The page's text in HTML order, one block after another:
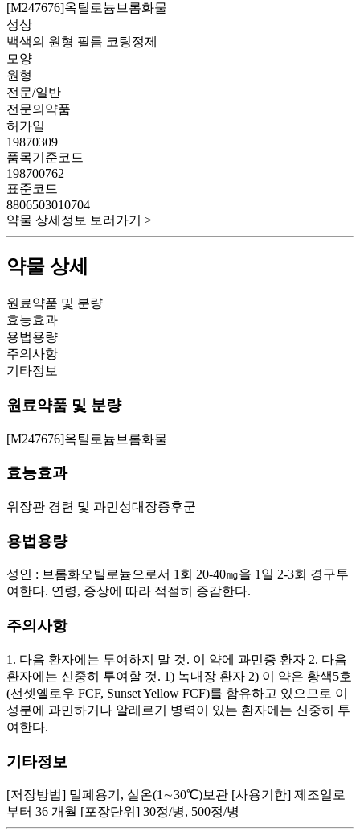
[M247676]옥틸로늄브롬화물
성상
백색의 원형 필름 코팅정제
모양
원형
전문/일반
전문의약품
허가일
19870309
품목기준코드
198700762
표준코드
8806503010704
약물 상세정보 보러가기 >
약물 상세
원료약품 및 분량
효능효과
용법용량
주의사항
기타정보
원료약품 및 분량
[M247676]옥틸로늄브롬화물
효능효과
위장관 경련 및 과민성대장증후군
용법용량
성인 : 브롬화오틸로늄으로서 1회 20-40㎎을 1일 2-3회 경구투
여한다. 연령, 증상에 따라 적절히 증감한다.
주의사항
1. 다음 환자에는 투여하지 말 것. 이 약에 과민증 환자 2. 다음
환자에는 신중히 투여할 것. 1) 녹내장 환자 2) 이 약은 황색5호
(선셋옐로우 FCF, Sunset Yellow FCF)를 함유하고 있으므로 이
성분에 과민하거나 알레르기 병력이 있는 환자에는 신중히 투
여한다.
기타정보
[저장방법] 밀폐용기, 실온(1∼30℃)보관 [사용기한] 제조일로
부터 36 개월 [포장단위] 30정/병, 500정/병